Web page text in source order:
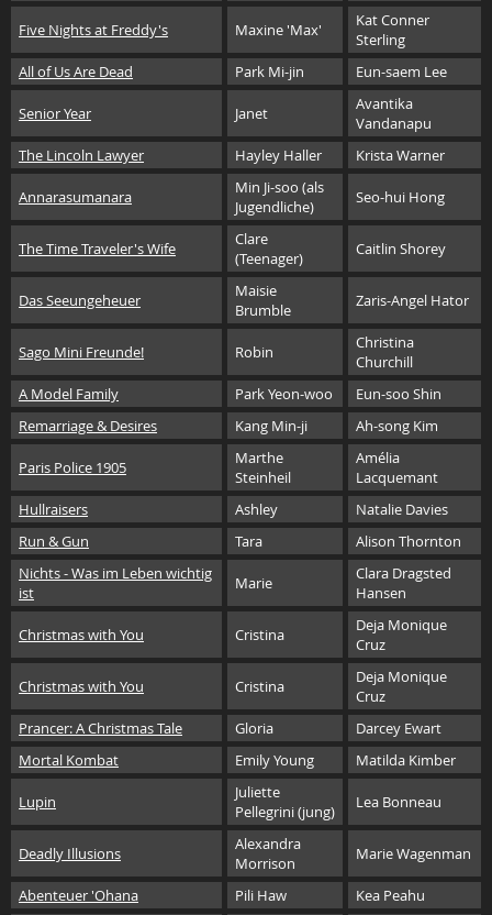
Five Nights at Freddy's Maxine 'Max'
Kat Conner
Sterling
All of Us Are Dead
Park Mi-jin Eun-saem Lee
Senior Year Janet
Avantika
Vandanapu
The Lincoln Lawyer
Hayley Haller Krista Warner
Annarasumanara
Min Ji-soo (als
Jugendliche)
Seo-hui Hong
The Time Traveler's Wife
Clare
(Teenager)
Caitlin Shorey
Das Seeungeheuer
Maisie
Brumble
Zaris-Angel Hator
Sago Mini Freunde! Robin
Christina
Churchill
A Model Family
Park Yeon-woo
Eun-soo Shin
Remarriage & Desires
Kang Min-ji Ah-song Kim
Paris Police 1905
Marthe
Steinheil
Amélia
Lacquemant
Hullraisers
Ashley
Natalie Davies
Run & Gun
Tara
Alison Thornton
Nichts - Was im Leben wichtig
ist
Marie
Clara Dragsted
Hansen
Christmas with You Cristina
Deja Monique
Cruz
Christmas with You Cristina
Deja Monique
Cruz
Prancer: A Christmas Tale
Gloria
Darcey Ewart
Mortal Kombat
Emily Young Matilda Kimber
Lupin
Juliette
Pellegrini (jung)
Lea Bonneau
Deadly Illusions
Alexandra
Morrison
Marie Wagenman
Abenteuer 'Ohana Pili Haw
Kea Peahu